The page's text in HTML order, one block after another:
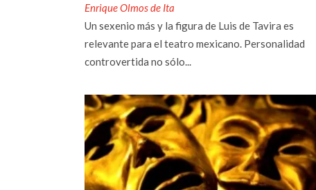
Enrique Olmos de Ita
Un sexenio más y la figura de Luis de Tavira es
relevante para el teatro mexicano. Personalidad
controvertida no sólo...